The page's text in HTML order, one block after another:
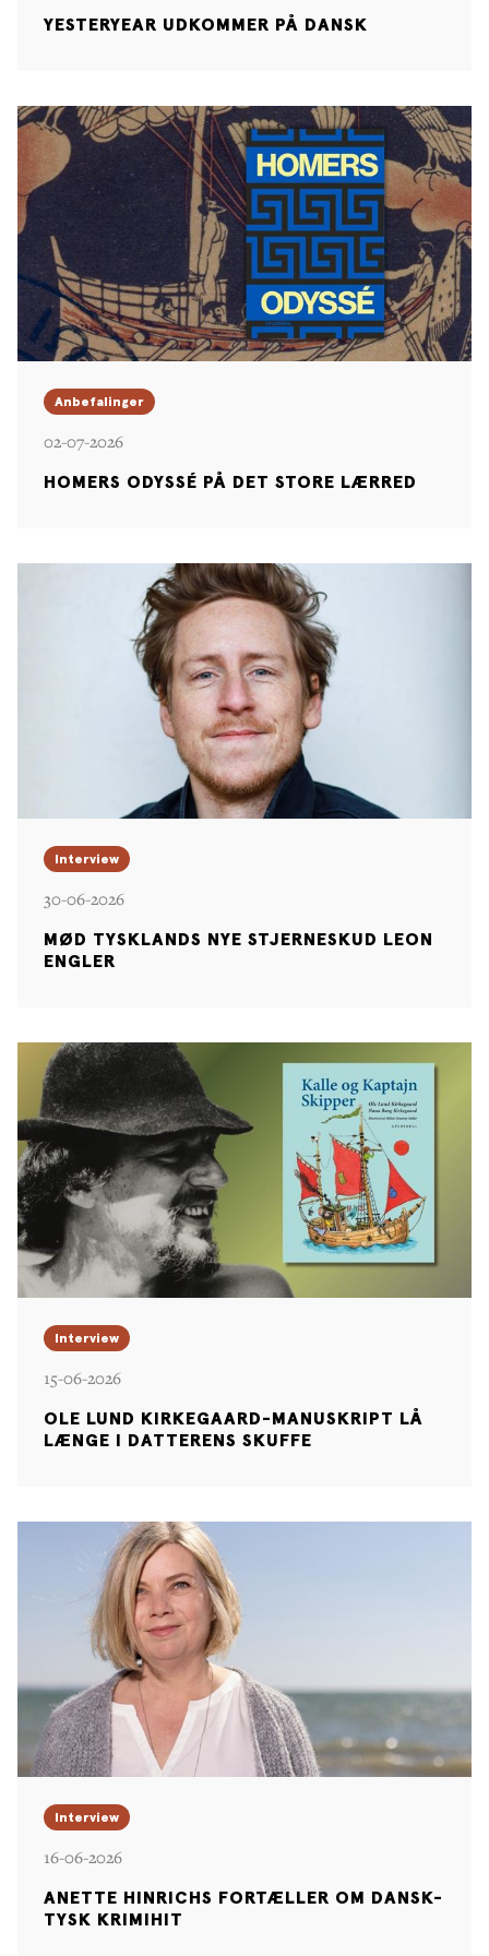
YESTERYEAR UDKOMMER PÅ DANSK
Anbefalinger
02-07-2026
HOMERS ODYSSÉ PÅ DET STORE LÆRRED
Interview
30-06-2026
MØD TYSKLANDS NYE STJERNESKUD LEON
ENGLER
Interview
15-06-2026
OLE LUND KIRKEGAARD-MANUSKRIPT LÅ
LÆNGE I DATTERENS SKUFFE
Interview
16-06-2026
ANETTE HINRICHS FORTÆLLER OM DANSK-
TYSK KRIMIHIT